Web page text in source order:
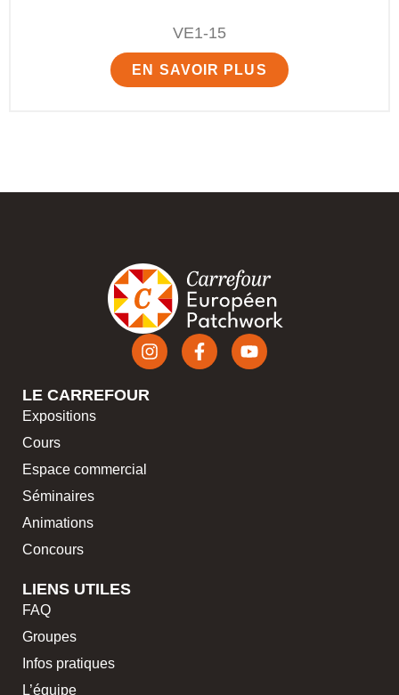
VE1-15
EN SAVOIR PLUS
LE CARREFOUR
Expositions
Cours
Espace commercial
Séminaires
Animations
Concours
LIENS UTILES
FAQ
Groupes
Infos pratiques
L’équipe